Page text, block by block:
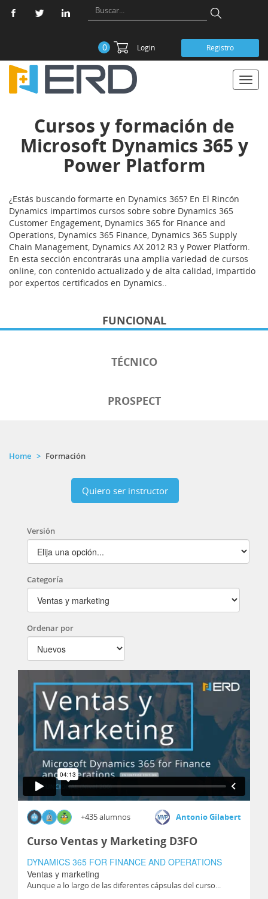
0 Login Registro
Cursos y formación de
Microsoft Dynamics 365 y
Power Platform
¿Estás buscando formarte en Dynamics 365? En El Rincón
Dynamics impartimos cursos sobre sobre Dynamics 365
Customer Engagement, Dynamics 365 for Finance and
Operations, Dynamics 365 Finance, Dynamics 365 Supply
Chain Management, Dynamics AX 2012 R3 y Power Platform.
En esta sección encontrarás una amplia variedad de cursos
online, con contenido actualizado y de alta calidad, impartido
por expertos certificados en Dynamics..
FUNCIONAL
TÉCNICO
PROSPECT
Home Formación
Quiero ser instructor
Versión
Categoría
Ordenar por
+435 alumnos Antonio Gilabert
Curso Ventas y Marketing D3FO
DYNAMICS 365 FOR FINANCE AND OPERATIONS
Ventas y marketing
Aunque a lo largo de las diferentes cápsulas del curso...